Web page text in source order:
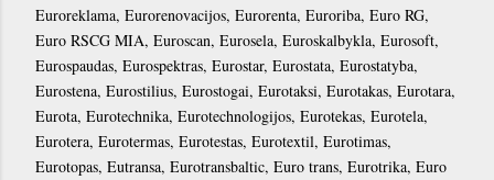
Euroreklama, Eurorenovacijos, Eurorenta, Euroriba, Euro RG,
Euro RSCG MIA, Euroscan, Eurosela, Euroskalbykla, Eurosoft,
Eurospaudas, Eurospektras, Eurostar, Eurostata, Eurostatyba,
Eurostena, Eurostilius, Eurostogai, Eurotaksi, Eurotakas, Eurotara,
Eurota, Eurotechnika, Eurotechnologijos, Eurotekas, Eurotela,
Eurotera, Eurotermas, Eurotestas, Eurotextil, Eurotimas,
Eurotopas, Eutransa, Eurotransbaltic, Euro trans, Eurotrika, Euro